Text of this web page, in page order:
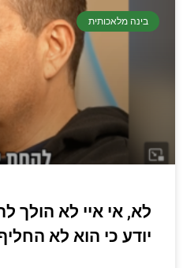
בינה מלאכותית
לא, אי איי לא הולך
יודע כי הוא לא